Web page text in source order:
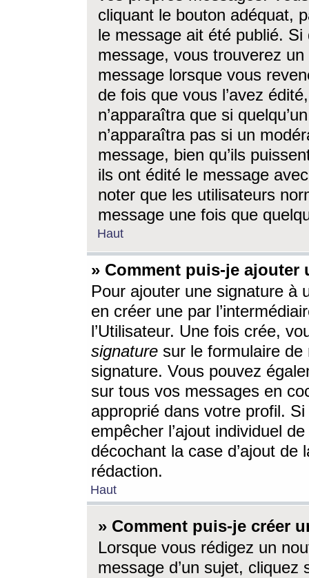
cliquant le bouton adéquat,
le message ait été publié. Si
message, vous trouverez
message lorsque vous
de fois que vous l’avez
n’apparaîtra que si
n’apparaîtra pas si un
message, bien qu’ils
ils ont édité le message
noter que les utilisateurs
message une fois que
Haut
» Comment puis-je ajouter
Pour ajouter une signature à
en créer une par
l’Utilisateur. Une fois crée,
signature sur le formulaire de
signature. Vous pouvez
sur tous vos messages en
approprié dans votre profil.
empêcher l’ajout individuel
décochant la case d’ajout
rédaction.
Haut
» Comment puis-je créer
Lorsque vous rédigez un
message d’un sujet, cliquez